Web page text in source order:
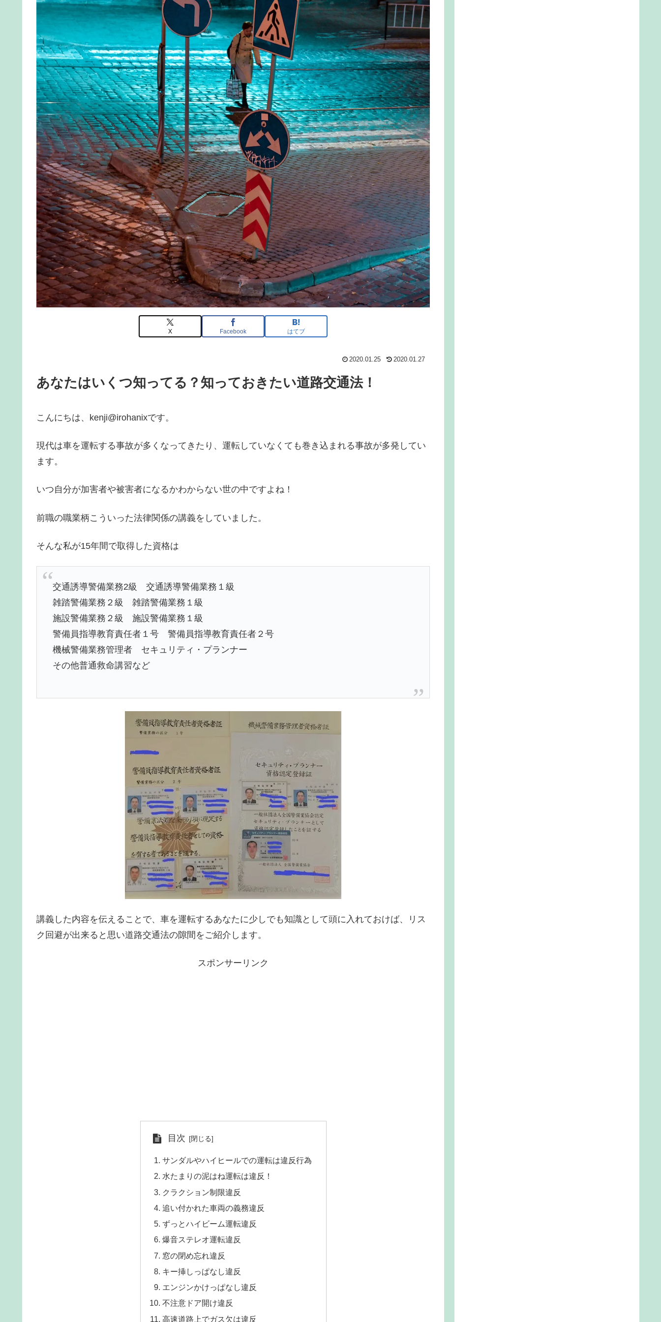
X Facebook はてブ
2020.01.25 2020.01.27
あなたはいくつ知ってる？知っておきたい道路交通法！
こんにちは、kenji@irohanixです。
現代は車を運転する事故が多くなってきたり、運転していなくても巻き込まれる事故が多発してい
ます。
いつ自分が加害者や被害者になるかわからない世の中ですよね！
前職の職業柄こういった法律関係の講義をしていました。
そんな私が15年間で取得した資格は
交通誘導警備業務2級 交通誘導警備業務１級
雑踏警備業務２級 雑踏警備業務１級
施設警備業務２級 施設警備業務１級
警備員指導教育責任者１号 警備員指導教育責任者２号
機械警備業務管理者 セキュリティ・プランナー
その他普通救命講習など
講義した内容を伝えることで、車を運転するあなたに少しでも知識として頭に入れておけば、リス
ク回避が出来ると思い道路交通法の隙間をご紹介します。
スポンサーリンク
目次
サンダルやハイヒールでの運転は違反行為
水たまりの泥はね運転は違反！
クラクション制限違反
追い付かれた車両の義務違反
ずっとハイビーム運転違反
爆音ステレオ運転違反
窓の閉め忘れ違反
キー挿しっぱなし違反
エンジンかけっぱなし違反
不注意ドア開け違反
高速道路上でガス欠は違反